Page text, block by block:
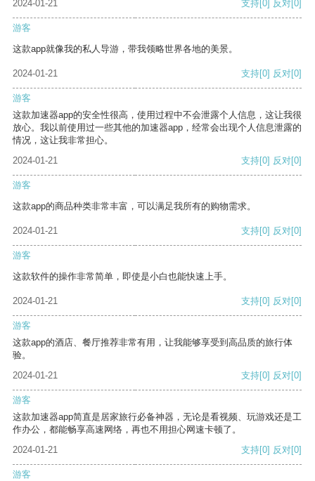
2024-01-21 支持 [0] 反对 [0]
游客
这款app就像我的私人导游，带我领略世界各地的美景。
2024-01-21 支持[0] 反对[0]
游客
这款加速器app的安全性很高，使用过程中不会泄露个人信息，这让我很
放心。我以前使用过一些其他的加速器app，经常会出现个人信息泄露的
情况，这让我非常担心。
2024-01-21
支持[0] 反对[0]
游客
这款app的商品种类非常丰富，可以满足我所有的购物需求。
2024-01-21 支持[0] 反对[0]
游客
这款软件的操作非常简单，即使是小白也能快速上手。
2024-01-21 支持[0] 反对[0]
游客
这款app的酒店、餐厅推荐非常有用，让我能够享受到高品质的旅行体
验。
2024-01-21
支持[0] 反对[0]
游客
这款加速器app简直是居家旅行必备神器，无论是看视频、玩游戏还是工
作办公，都能畅享高速网络，再也不用担心网速卡顿了。
2024-01-21
支持[0] 反对[0]
游客